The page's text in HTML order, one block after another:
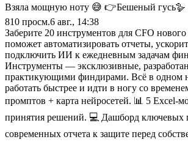
Взяла мощную ноту 😅 👉Бешеный гусь🪿
810 просм.6 авг., 14:38
Заберите 20 инструментов для CFO
поможет автоматизировать отчеты,
подключить ИИ к ежедневным задачам
Инструменты — эксклюзивные,
практикующими финдирами. Всё в одном
работать быстрее и идти в ногу со
промптов + карта нейросетей. 📊 5 Excel-
принятия решений. 💻 Дашборд ключевых
современных отчета к защите перед